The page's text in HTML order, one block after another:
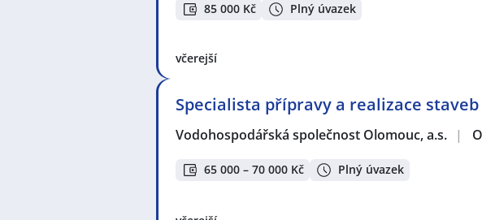
85 000 Kč Plný úvazek
včerejší
Specialista přípravy a realizace
Vodohospodářská společnost Olomouc, a.s. |
65 000 – 70 000 Kč Plný úvazek